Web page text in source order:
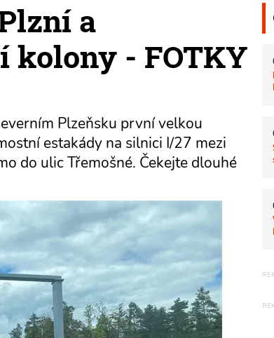
a
kolony - FOTKY
Plzeňsku první velkou
estakády na silnici I/27 mezi
do ulic Třemošné. Čekejte dlouhé